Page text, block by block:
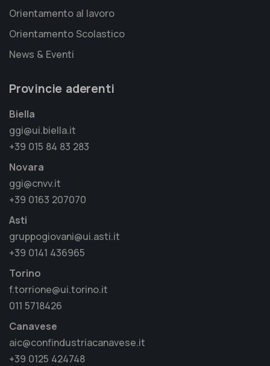
Orientamento al lavoro
Orientamento Scolastico
News & Eventi
Provincie aderenti
Biella
ggi@ui.biella.it
+39 015 84 83 283
Novara
ggi@cnvv.it
+39 0163 207070
Asti
gruppogiovani@ui.asti.it
+39 0141 436965
Torino
f.torrione@ui.torino.it
011 5718426
Canavese
aic@confindustriacanavese.it
+39 0125 424748